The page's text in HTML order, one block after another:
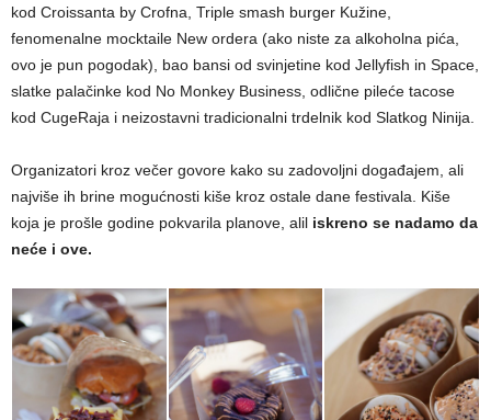
kod Croissanta by Crofna, Triple smash burger Kužine,
fenomenalne mocktaile New ordera (ako niste za alkoholna pića,
ovo je pun pogodak), bao bansi od svinjetine kod Jellyfish in Space,
slatke palačinke kod No Monkey Business, odlične pileće tacose
kod CugeRaja i neizostavni tradicionalni trdelnik kod Slatkog Ninija.
Organizatori kroz večer govore kako su zadovoljni događajem, ali
najviše ih brine mogućnosti kiše kroz ostale dane festivala. Kiše
koja je prošle godine pokvarila planove, alil iskreno se nadamo da
neće i ove.